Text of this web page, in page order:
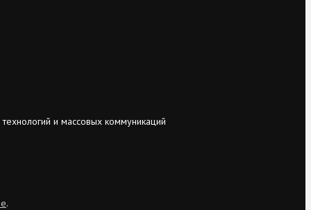
и массовых коммуникаций
.